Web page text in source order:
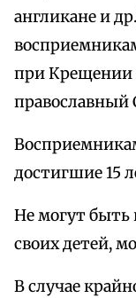
англикане и
при Крещении
православный
достигшие 15
Не могут быть
своих детей,
В случае